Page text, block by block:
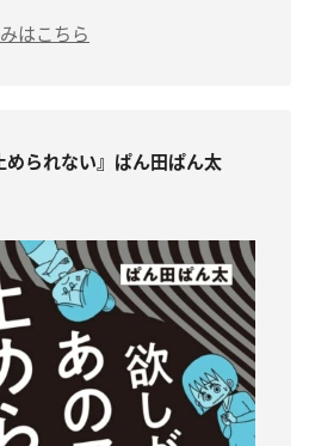
はこちら
められない』ぱん田ぱん太